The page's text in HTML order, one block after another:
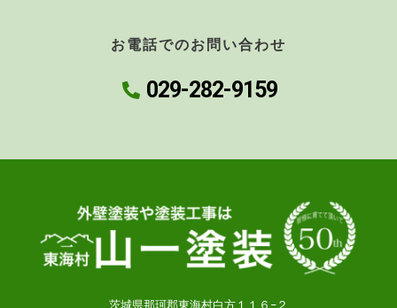
お電話でのお問い合わせ
029-282-9159
茨城県那珂郡東海村白方１１６−２